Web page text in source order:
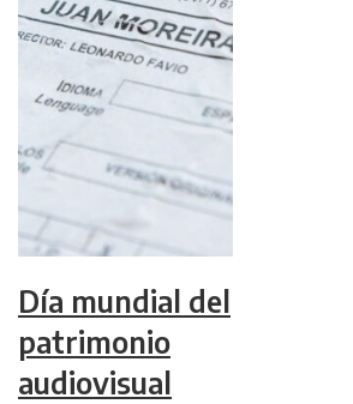
Día mundial del
patrimonio
audiovisual